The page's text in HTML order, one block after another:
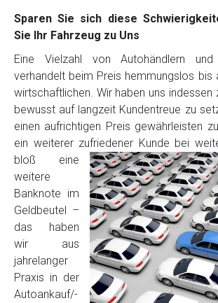
Kontaktformular
Marke*
Model*
Baujahr
Getriebe
Bekannte Schäden
Sparen Sie sich diese
Sie Ihr Fahrzeug zu Uns
Eine Vielzahl von Autohändlern und
verhandelt beim Preis hemmungslos bis
wirtschaftlichen. Wir haben uns indessen
bewusst auf langzeit Kundentreue zu
einen aufrichtigen Preis gewährleisten
ein weiterer zufriedener Kunde bei
bloß eine
weitere
Banknote im
Geldbeutel –
das haben
wir aus
jahrelanger
Praxis in der
Autoankauf/-